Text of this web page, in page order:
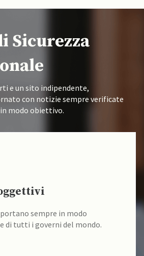
Sicurezza
e un sito indipendente,
con notizie sempre verificate
modo obiettivo.
sempre in modo
di tutti i governi del mondo.